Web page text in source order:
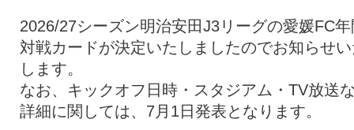
トップチーム
2026/27シーズン明治安田J3リーグの愛媛FC年
対戦カードが決定いたしましたのでお知らせ
します。
なお、キックオフ日時・スタジアム・TV放送
詳細に関しては、7月1日発表となります。